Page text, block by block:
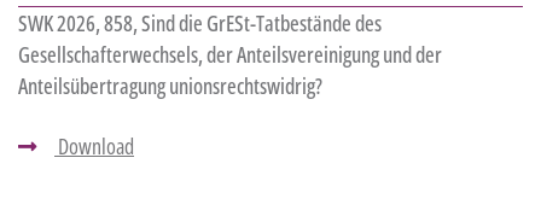
SWK 2026, 858, Sind die GrESt-Tatbestände des
Gesellschafterwechsels, der Anteilsvereinigung und der
Anteilsübertragung unionsrechtswidrig?
Download